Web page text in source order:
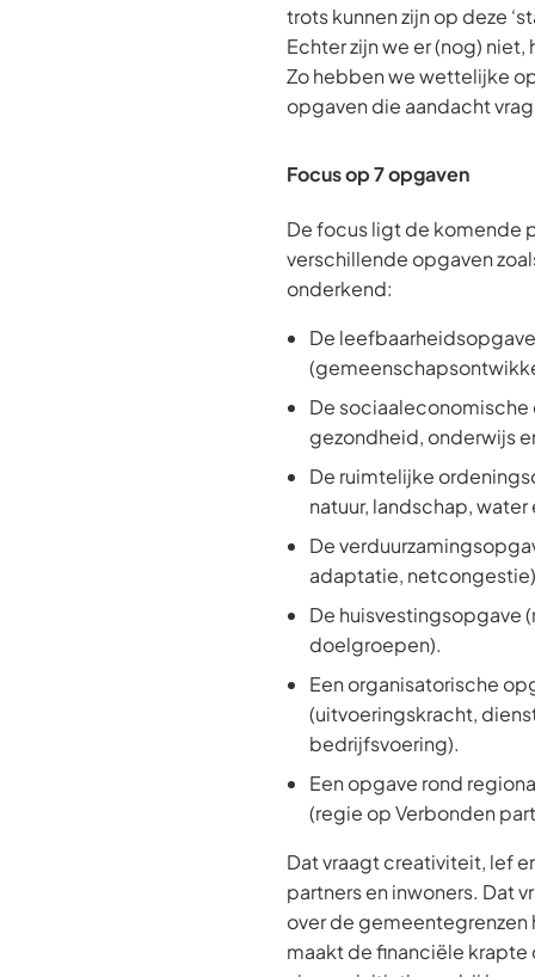
trots kunnen zijn op deze
Echter zijn we er (nog)
Zo hebben we wettelijke
opgaven die aandacht
Focus op 7 opgaven
De focus ligt de komende
verschillende opgaven
onderkend:
De
De
gezondheid, onderwijs
De ruimtelijke
natuur, landschap,
De
adaptatie,
De huisvestingsopgave
doelgroepen).
Een organisatorische
(uitvoeringskracht,
bedrijfsvoering).
Een opgave rond
(regie op Verbonden
Dat vraagt creativiteit, lef
partners en inwoners. Dat
over de gemeentegrenzen
maakt de financiële krapte